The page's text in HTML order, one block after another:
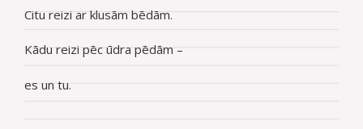
Citu reizi ar klusām bēdām.
Kādu reizi pēc ūdra pēdām –
es un tu.